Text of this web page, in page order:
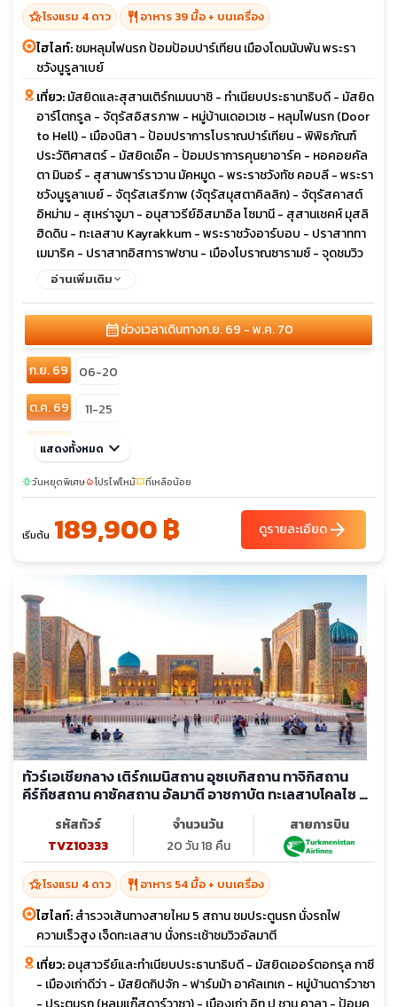
hotel_classโรงแรม 4 ดาว restaurant อาหาร 39 มื้อ + บนเครื่อง
ไฮไลท์:ชมหลุมไฟนรก ป้อมป้อมปาร์เทียน เมืองโดมนับพัน พระรา
ชวังนูรูลาเบย์
เที่ยว:มัสยิดและสุสานเติร์กเมนบาชิ - ทำเนียบประธานาธิบดี - มัสยิด
อาร์โตกรูล - จัตุรัสอิสรภาพ - หมู่บ้านเดอเวเซ - หลุมไฟนรก (Door
to Hell) - เมืองนิสา - ป้อมปราการโบราณปาร์เทียน - พิพิธภัณฑ์
ประวัติศาสตร์ - มัสยิดเอ๊ค - ป้อมปราการคุนยาอาร์ค - หอคอยคัล
ตา มินอร์ - สุสานพาร์ราวาน มัคหมูด - พระราชวังทัช คอบลี - พระรา
ชวังนูรูลาเบย์ - จัตุรัสเสรีภาพ (จัตุรัสมุสตาคิลลิก) - จัตุรัสคาสต์
อิหม่าม - สุเหร่าจูมา - อนุสาวรีย์อิสมาอิล โซมานี - สุสานเชคห์ มุสลิ
ฮิดดิน - ทะเลสาบ Kayrakkum - พระราชวังอาร์บอบ - ปราสาททา
เมมาริค - ปราสาทอิสทาราฟชาน - เมืองโบราณซารามซ์ - จุดชมวิว
แอนชอพพาส - อนุสาวรีย์อิสมาอิล ซาโมนิ - สวนสาธารณะรูดากิ -
ฮิสซาร์ - ป้อมปราการฮิสซาร์ - พิพิธภัณฑ์วัตถุโบราณและงานศิลปะ
- ทะเลสาบ Big Almaty Lake - ยอดเขาคอกโตเบ - พิพิธภัณฑ์
ประวัติศาสตร์ - อนุสาวรีย์อิสรภาพ - สวนสาธารณะแพนฟิลอฟ -
โบสถ์คริสต์เซนคอฟ - ถนนอารบัท - หอคอยบูรานา - อุทยานแห่งชา
ติอลา-อาร์ชา
อ่านเพิ่มเติม
calendar_monthช่วงเวลาเดินทางก.ย. 69 - พ.ค. 70
ก.ย. 69
06-20
ต.ค. 69
11-25
พ.ย. 69
01-15
เม.ย. 70
04-18
พ.ค. 70
02-16 16-30
แสดงทั้งหมด keyboard_arrow_down
sunnyวันหยุดพิเศษlocal_fire_departmentโปรไฟไหม้confirmation_numberที่เหลือน้อย
เริ่มต้น 189,900 ฿ ดูรายละเอียดarrow_forward
ทัวร์เอเชียกลาง เติร์กเมนิสถาน อุซเบกิสถาน ทาจิกิสถาน
คีร์กีซสถาน คาซัคสถาน อัลมาตี อาชกาบัต ทะเลสาบโคลไซ ชา
รหัสทัวร์
TVZ10333
จำนวนวัน
20 วัน 18 คืน
สายการบิน
hotel_classโรงแรม 4 ดาว restaurant อาหาร 54 มื้อ + บนเครื่อง
ไฮไลท์:สำรวจเส้นทางสายไหม 5 สถาน ชมประตูนรก นั่งรถไฟ
ความเร็วสูง เจ็ดทะเลสาบ นั่งกระเช้าชมวิวอัลมาตี
เที่ยว:อนุสาวรีย์และทำเนียบประธานาธิบดี - มัสยิดเออร์ตอกรุล กาซี
- เมืองเก่าดีว่า - มัสยิดกิปจัก - ฟาร์มม้า อาคัลเทเก - หมู่บ้านดาร์วาซา